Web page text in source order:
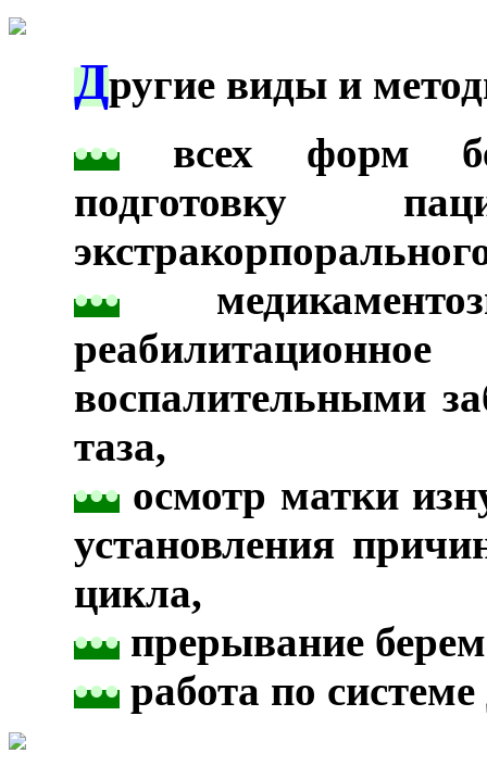
Другие виды и
••• всех форм
подготовку
•••
воспалительными
таза,
••• осмотр матки
установления
цикла,
••• прерывание
••• работа по